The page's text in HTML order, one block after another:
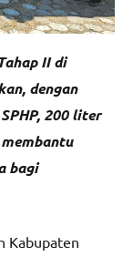
II di
dengan
200 liter
bagi
Kabupaten